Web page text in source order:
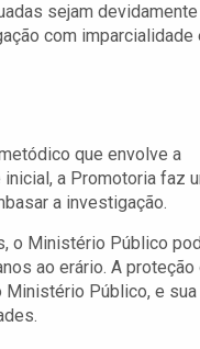
sejam devidamente
com imparcialidade
que envolve a
a Promotoria faz
a investigação.
o Ministério Público
ao erário. A proteção
Público, e sua